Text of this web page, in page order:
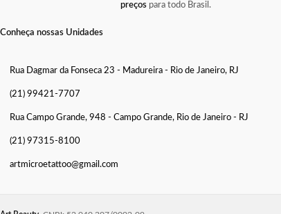
preçospara todo Brasil.
Conheça nossas Unidades
Rua Dagmar da Fonseca 23 - Madureira - Rio de Janeiro, RJ
(21) 99421-7707
Rua Campo Grande, 948 - Campo Grande, Rio de Janeiro - RJ
(21) 97315-8100
artmicroetattoo@gmail.com